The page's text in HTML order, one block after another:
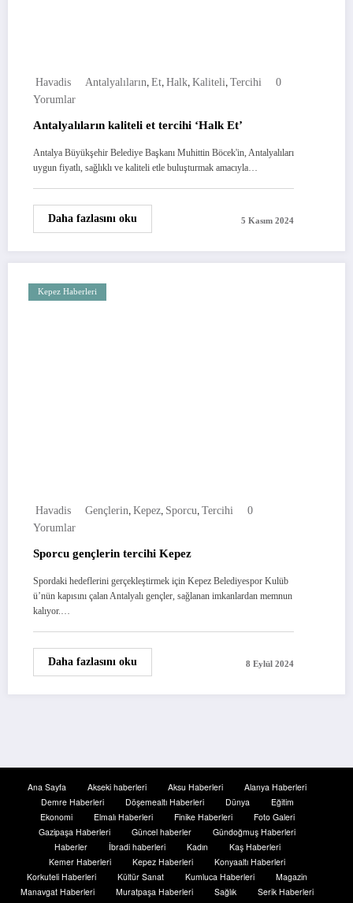
Havadis Antalyalıların, Et, Halk, Kaliteli, Tercihi
0
Yorumlar
Antalyalıların kaliteli et tercihi ‘Halk Et’
Antalya Büyükşehir Belediye Başkanı Muhittin Böcek'in, Antalyalıları
uygun fiyatlı, sağlıklı ve kaliteli etle buluşturmak amacıyla…
Daha fazlasını oku 5 Kasım 2024
Kepez Haberleri
Havadis Gençlerin, Kepez, Sporcu, Tercihi
0
Yorumlar
Sporcu gençlerin tercihi Kepez
Spordaki hedeflerini gerçekleştirmek için Kepez Belediyespor Kulüb
ü’nün kapısını çalan Antalyalı gençler, sağlanan imkanlardan memnun
kalıyor.…
Daha fazlasını oku 8 Eylül 2024
Ana Sayfa Akseki haberleri Aksu Haberleri
Alanya Haberleri
Demre Haberleri
Döşemealtı Haberleri Dünya
Eğitim
Ekonomi
Elmalı Haberleri Finike Haberleri
Foto Galeri
Gazipaşa Haberleri
Güncel haberler
Gündoğmuş Haberleri
Haberler
İbradi haberleri Kadın
Kaş Haberleri
Kemer Haberleri
Kepez Haberleri
Konyaaltı Haberleri
Korkuteli Haberleri
Kültür Sanat Kumluca Haberleri
Magazin
Manavgat Haberleri
Muratpaşa Haberleri Sağlık
Serik Haberleri